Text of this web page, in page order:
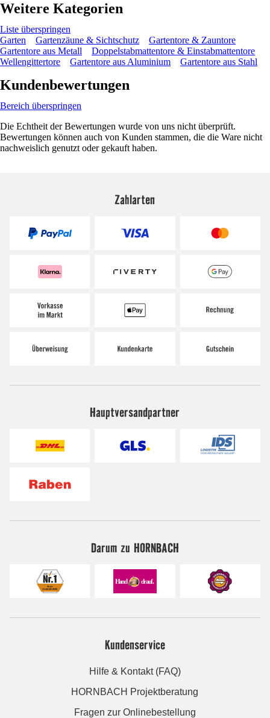
Weitere Kategorien
Liste überspringen
Garten
Gartenzäune & Sichtschutz
Gartentore & Zauntore
Gartentore aus Metall
Doppelstabmattentore & Einstabmattentore
Wellengittertore
Gartentore aus Aluminium Gartentore aus Stahl
Kundenbewertungen
Bereich überspringen
Die Echtheit der Bewertungen wurde von uns nicht überprüft.
Bewertungen können auch von Kunden stammen, die die Ware nicht
nachweislich genutzt oder gekauft haben.
Zahlarten
Hauptversandpartner
Darum zu HORNBACH
Kundenservice
Hilfe & Kontakt (FAQ)
HORNBACH Projektberatung
Fragen zur Onlinebestellung